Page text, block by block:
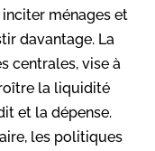
ménages et
davantage. La
centrales, vise à
la liquidité
et la dépense.
les politiques